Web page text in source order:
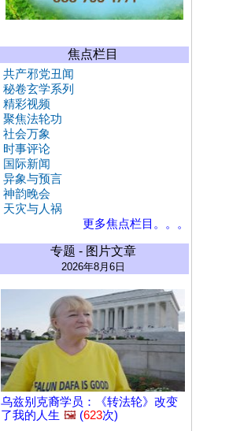
焦点栏目
共产邪党丑闻
秘卷玄学系列
精彩视频
聚焦法轮功
社会万象
时事评论
国际新闻
异象与预言
神韵晚会
天灾与人祸
更多焦点栏目。。。
专题 - 图片文章
2026年8月6日
乌兹别克裔学员：《转法轮》改变
了我的人生 🖼️ (623次)